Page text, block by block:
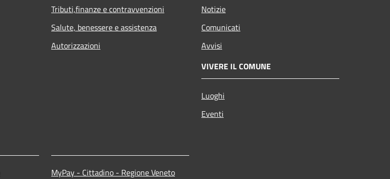
Tributi,finanze e contravvenzioni
Salute, benessere e assistenza
Autorizzazioni
Notizie
Comunicati
Avvisi
VIVERE IL COMUNE
Luoghi
Eventi
MyPay - Cittadino - Regione Veneto